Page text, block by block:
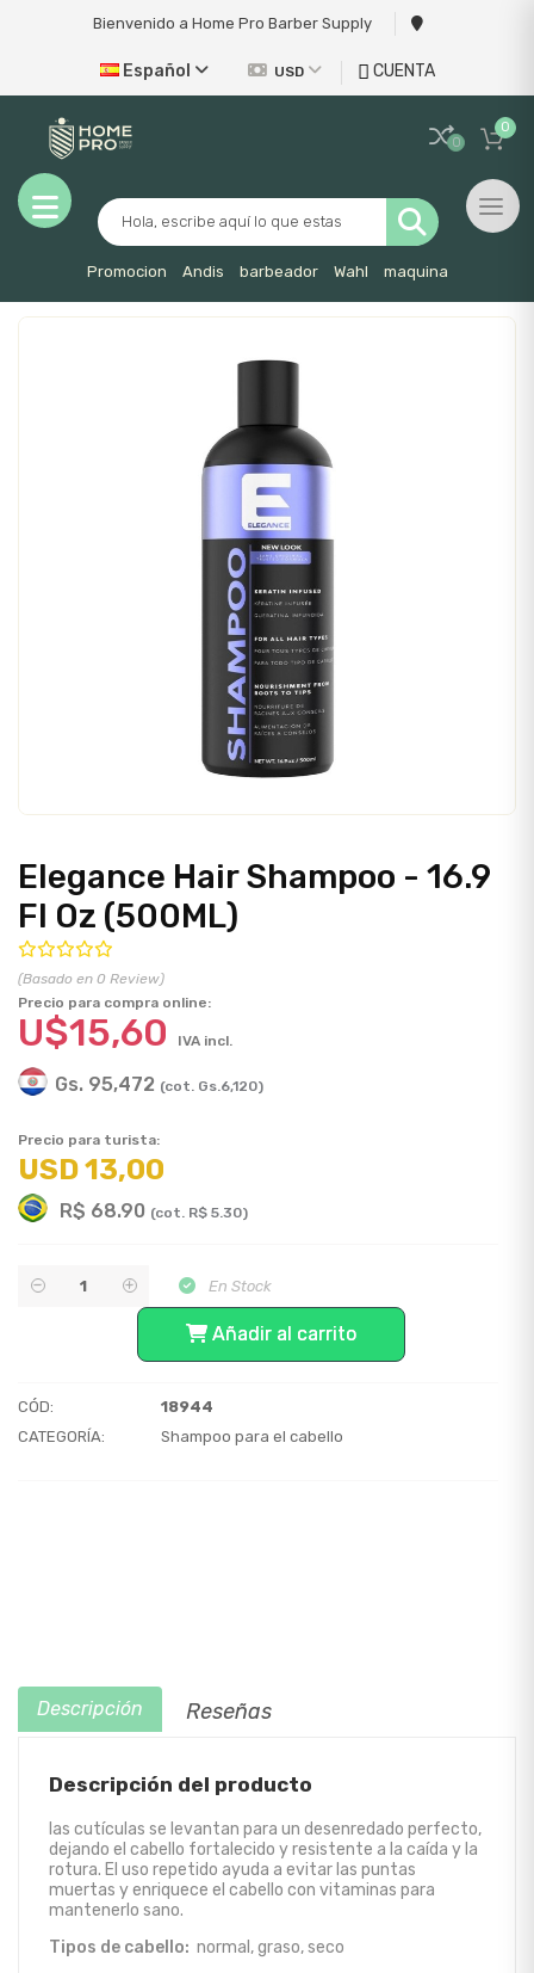
Bienvenido a Home Pro Barber Supply
Español USD CUENTA
Promocion Andis barbeador Wahl maquina
0
0
Elegance Hair Shampoo - 16.9
Fl Oz (500ML)
(Basado en 0 Review)
Precio para compra online:
U$15,60 IVA incl.
Gs. 95,472 (cot. Gs.6,120)
Precio para turista:
USD 13,00
R$ 68.90 (cot. R$ 5.30)
En Stock
Añadir al carrito
CÓD:
18944
CATEGORÍA:
Shampoo para el cabello
Descripción Reseñas
Descripción del producto
las cutículas se levantan para un desenredado perfecto,
dejando el cabello fortalecido y resistente a la caída y la
rotura. El uso repetido ayuda a evitar las puntas
muertas y enriquece el cabello con vitaminas para
mantenerlo sano.
Tipos de cabello: normal, graso, seco